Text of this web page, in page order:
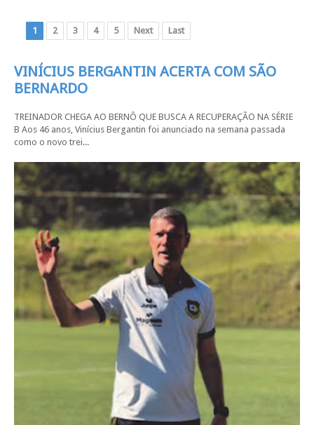
1 2 3 4 5 Next Last
VINÍCIUS BERGANTIN ACERTA COM SÃO
BERNARDO
TREINADOR CHEGA AO BERNÔ QUE BUSCA A RECUPERAÇÃO NA SÉRIE
B Aos 46 anos, Vinícius Bergantin foi anunciado na semana passada
como o novo trei...